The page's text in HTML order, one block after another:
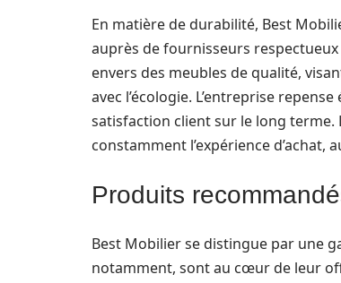
En matière de durabilité, Best
auprès de fournisseurs respectueux
envers des meubles de qualité,
avec l’écologie. L’entreprise
satisfaction client sur le long terme.
constamment l’expérience d’achat,
Produits
Best Mobilier se distingue par une
notamment, sont au cœur de leur